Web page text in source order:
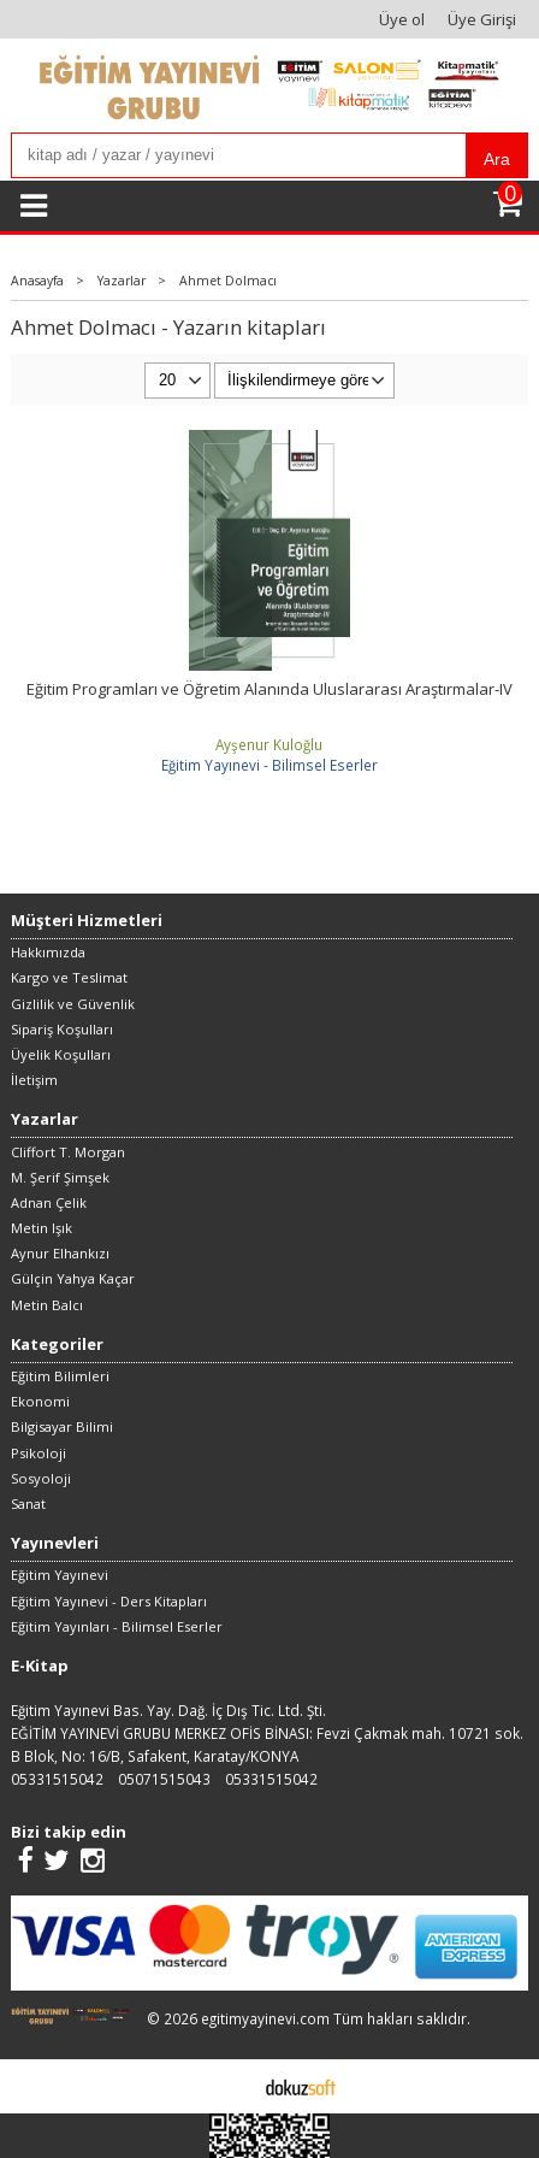
Üye ol Üye Girişi
Ara
0
Anasayfa > Yazarlar > Ahmet Dolmacı
Ahmet Dolmacı - Yazarın kitapları
Eğitim Programları ve Öğretim Alanında Uluslararası Araştırmalar-IV
Ayşenur Kuloğlu
Eğitim Yayınevi - Bilimsel Eserler
Müşteri Hizmetleri
Hakkımızda
Kargo ve Teslimat
Gizlilik ve Güvenlik
Sipariş Koşulları
Üyelik Koşulları
İletişim
Yazarlar
Cliffort T. Morgan
M. Şerif Şimşek
Adnan Çelik
Metin Işık
Aynur Elhankızı
Gülçin Yahya Kaçar
Metin Balcı
Kategoriler
Eğitim Bilimleri
Ekonomi
Bilgisayar Bilimi
Psikoloji
Sosyoloji
Sanat
Yayınevleri
Eğitim Yayınevi
Eğitim Yayınevi - Ders Kitapları
Eğitim Yayınları - Bilimsel Eserler
E-Kitap
Eğitim Yayınevi Bas. Yay. Dağ. İç Dış Tic. Ltd. Şti.
EĞİTİM YAYINEVİ GRUBU MERKEZ OFİS BİNASI: Fevzi Çakmak mah. 10721 sok.
B Blok, No: 16/B, Safakent, Karatay/KONYA
05331515042
05071515043 05331515042
Bizi takip edin
© 2026 egitimyayinevi.com Tüm hakları saklıdır.